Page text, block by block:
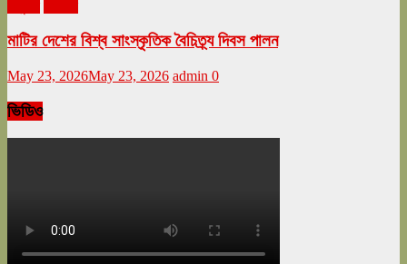
মাটির দেশের বিশ্ব সাংস্কৃতিক বৈচিত্র্য দিবস পালন
May 23, 2026May 23, 2026 admin 0
ভিডিও